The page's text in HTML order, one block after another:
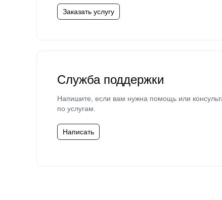
Заказать услугу
Служба поддержки
Напишите, если вам нужна помощь или
по услугам.
Написать